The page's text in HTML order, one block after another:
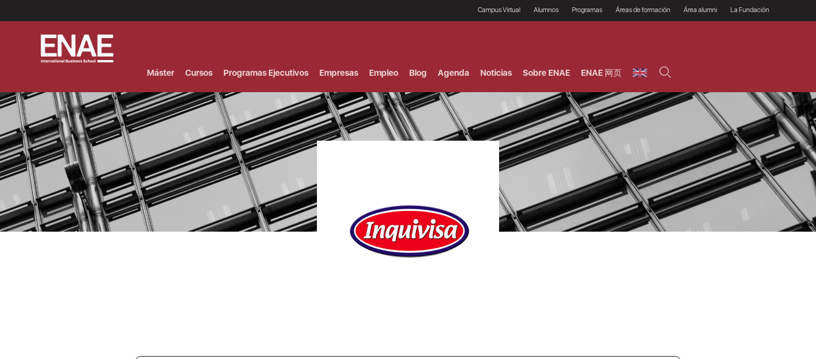
Campus Virtual Alumnos
Prácticas en empresas
Proceso de admisión
Financiación, Becas y
Bonificación
Financiación estudios
Imagin LaCaixa
Programas
Programas Ejecutivos
Profesionales (Online)
Áreas de formación
Riesgos
HHDD
Agronegocios
Comercial / Marketing/
Administración de
empresas
Finanzas
Operaciones
Área alumni La Fundación
Máster Cursos Programas Ejecutivos Empresas Empleo Blog Agenda Noticias Sobre ENAE ENAE 网页